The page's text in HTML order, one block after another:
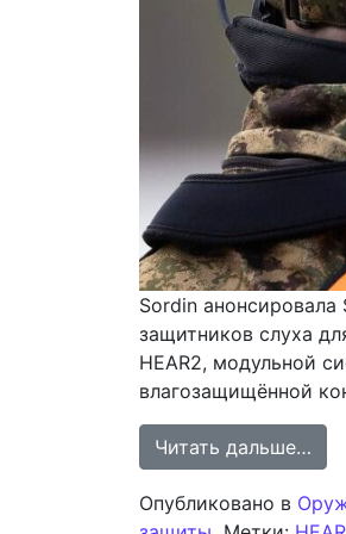
Sordin
защитников слуха
HEAR2, модульной
влагозащищённой
Читать дальше…
Опубликовано в